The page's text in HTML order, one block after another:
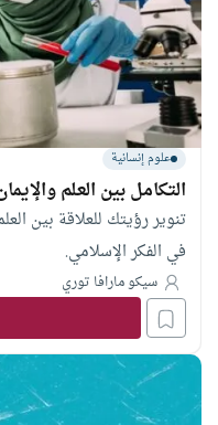
علوم إنسانية
التكامل بين العلم
تنوير رؤيتك للعلاقة بين
في الفكر الإسلامي.
سيكو مارافا توري